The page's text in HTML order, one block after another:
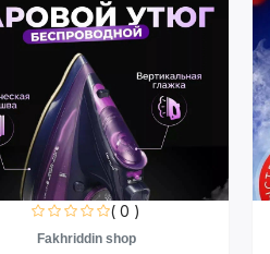
( 0 )
Fakhriddin shop